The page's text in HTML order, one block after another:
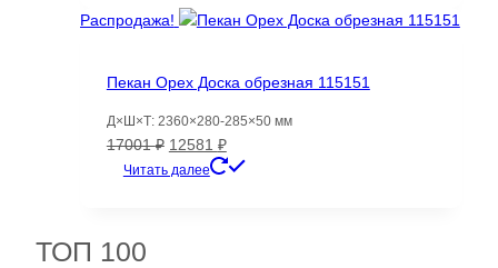
товара.
13460 ₽.
Распродажа!
Пекан Орех Доска обрезная 115151
Д×Ш×Т: 2360×280-285×50 мм
17001₽ Первоначальная
цена
12581 ₽Текущая
цена:
Читать далее
ТОП 100